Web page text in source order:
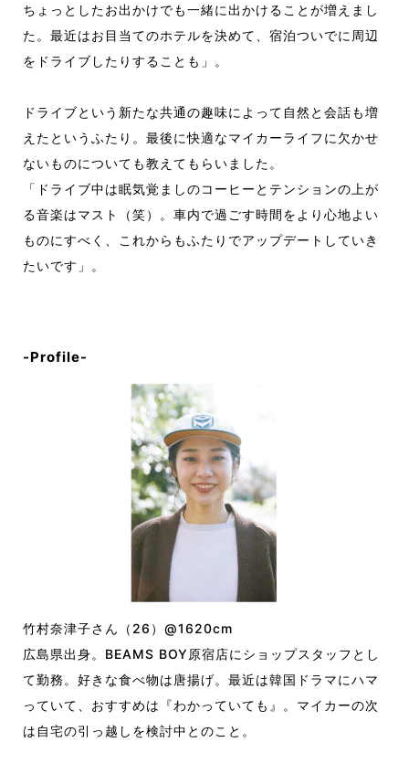
ちょっとしたお出かけでも一緒に出かけることが増えまし
た。最近はお目当てのホテルを決めて、宿泊ついでに周辺
をドライブしたりすることも」。
ドライブという新たな共通の趣味によって自然と会話も増
えたというふたり。最後に快適なマイカーライフに欠かせ
ないものについても教えてもらいました。
「ドライブ中は眠気覚ましのコーヒーとテンションの上が
る音楽はマスト（笑）。車内で過ごす時間をより心地よい
ものにすべく、これからもふたりでアップデートしていき
たいです」。
-Profile-
竹村奈津子さん（26）@1620cm
広島県出身。BEAMS BOY原宿店にショップスタッフとし
て勤務。好きな食べ物は唐揚げ。最近は韓国ドラマにハマ
っていて、おすすめは『わかっていても』。マイカーの次
は自宅の引っ越しを検討中とのこと。